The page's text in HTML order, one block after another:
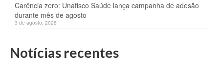
Carência zero: Unafisco Saúde lança campanha de adesão
durante mês de agosto
3 de agosto, 2026
Notícias recentes